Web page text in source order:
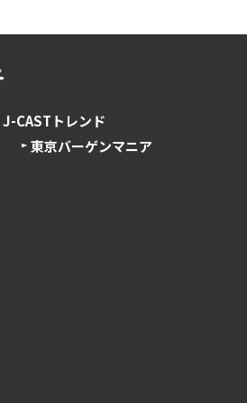
J-CASTトレンド
東京バーゲンマニア